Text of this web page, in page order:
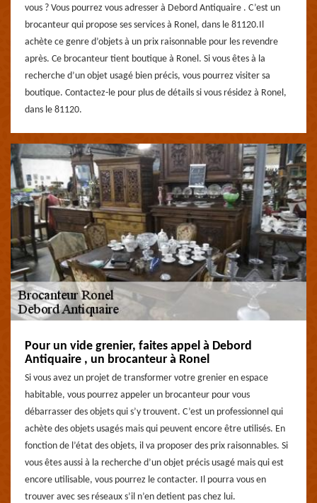
vous ? Vous pourrez vous adresser à Debord Antiquaire . C’est un
brocanteur qui propose ses services à Ronel, dans le 81120.Il
achète ce genre d’objets à un prix raisonnable pour les revendre
après. Ce brocanteur tient boutique à Ronel. Si vous êtes à la
recherche d’un objet usagé bien précis, vous pourrez visiter sa
boutique. Contactez-le pour plus de détails si vous résidez à Ronel,
dans le 81120.
Pour un vide grenier, faites appel à Debord
Antiquaire , un brocanteur à Ronel
Si vous avez un projet de transformer votre grenier en espace
habitable, vous pourrez appeler un brocanteur pour vous
débarrasser des objets qui s’y trouvent. C’est un professionnel qui
achète des objets usagés mais qui peuvent encore être utilisés. En
fonction de l’état des objets, il va proposer des prix raisonnables. Si
vous êtes aussi à la recherche d’un objet précis usagé mais qui est
encore utilisable, vous pourrez le contacter. Il pourra vous en
trouver avec ses réseaux s’il n’en detient pas chez lui.